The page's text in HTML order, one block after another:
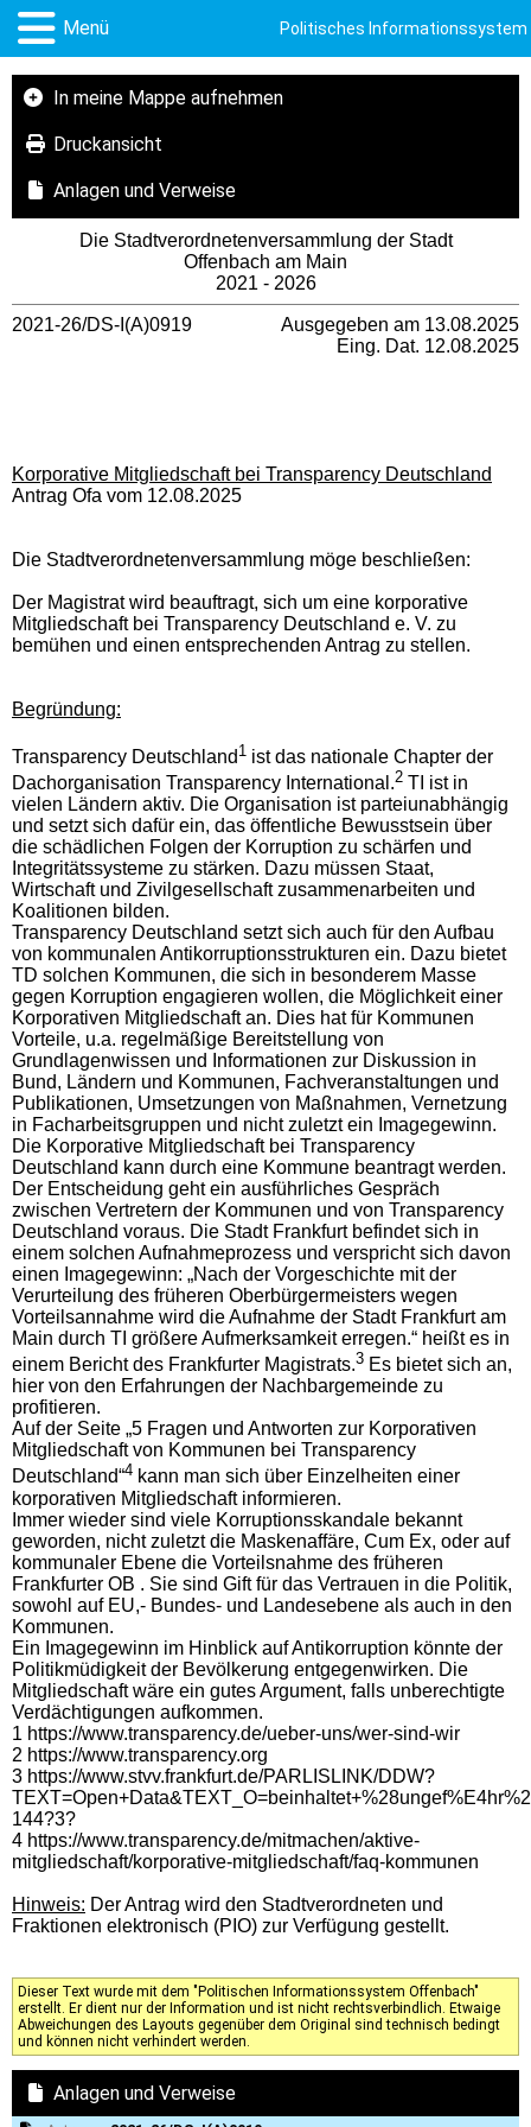
Menü Politisches
In meine Mappe aufnehmen
Druckansicht
Anlagen und Verweise
Die Stadtverordnetenversammlung der Stadt
Offenbach am Main
2021 - 2026
2021-26/DS-I(A)0919
Ausgegeben am 13.08.2025
Eing. Dat. 12.08.2025
Korporative Mitgliedschaft bei Transparency Deutschland
Antrag Ofa vom 12.08.2025
Die Stadtverordnetenversammlung möge beschließen:
Der Magistrat wird beauftragt, sich um eine korporative
Mitgliedschaft bei Transparency Deutschland e. V. zu
bemühen und einen entsprechenden Antrag zu stellen.
Begründung:
Transparency Deutschland 1 ist das nationale Chapter der
Dachorganisation Transparency International.2 TI ist in
vielen Ländern aktiv. Die Organisation ist parteiunabhängig
und setzt sich dafür ein, das öffentliche Bewusstsein über
die schädlichen Folgen der Korruption zu schärfen und
Integritätssysteme zu stärken. Dazu müssen Staat,
Wirtschaft und Zivilgesellschaft zusammenarbeiten und
Koalitionen bilden.
Transparency Deutschland setzt sich auch für den Aufbau
von kommunalen Antikorruptionsstrukturen ein. Dazu bietet
TD solchen Kommunen, die sich in besonderem Masse
gegen Korruption engagieren wollen, die Möglichkeit einer
Korporativen Mitgliedschaft an. Dies hat für Kommunen
Vorteile, u.a. regelmäßige Bereitstellung von
Grundlagenwissen und Informationen zur Diskussion in
Bund, Ländern und Kommunen, Fachveranstaltungen und
Publikationen, Umsetzungen von Maßnahmen, Vernetzung
in Facharbeitsgruppen und nicht zuletzt ein Imagegewinn.
Die Korporative Mitgliedschaft bei Transparency
Deutschland kann durch eine Kommune beantragt werden.
Der Entscheidung geht ein ausführliches Gespräch
zwischen Vertretern der Kommunen und von Transparency
Deutschland voraus. Die Stadt Frankfurt befindet sich in
einem solchen Aufnahmeprozess und verspricht sich davon
einen Imagegewinn: „Nach der Vorgeschichte mit der
Verurteilung des früheren Oberbürgermeisters wegen
Vorteilsannahme wird die Aufnahme der Stadt Frankfurt am
Main durch TI größere Aufmerksamkeit erregen.“ heißt es in
einem Bericht des Frankfurter Magistrats.3 Es bietet sich an,
hier von den Erfahrungen der Nachbargemeinde zu
profitieren.
Auf der Seite „5 Fragen und Antworten zur Korporativen
Mitgliedschaft von Kommunen bei Transparency
Deutschland“4 kann man sich über Einzelheiten einer
korporativen Mitgliedschaft informieren.
Immer wieder sind viele Korruptionsskandale bekannt
geworden, nicht zuletzt die Maskenaffäre, Cum Ex, oder auf
kommunaler Ebene die Vorteilsnahme des früheren
Frankfurter OB . Sie sind Gift für das Vertrauen in die Politik,
sowohl auf EU,- Bundes- und Landesebene als auch in den
Kommunen.
Ein Imagegewinn im Hinblick auf Antikorruption könnte der
Politikmüdigkeit der Bevölkerung entgegenwirken. Die
Mitgliedschaft wäre ein gutes Argument, falls unberechtigte
Verdächtigungen aufkommen.
1 https://www.transparency.de/ueber-uns/wer-sind-wir
2 https://www.transparency.org
3 https://www.stvv.frankfurt.de/PARLISLINK/DDW?
144?3?
4 https://www.transparency.de/mitmachen/aktive-
mitgliedschaft/korporative-mitgliedschaft/faq-kommunen
Hinweis: Der Antrag wird den Stadtverordneten und
Fraktionen elektronisch (PIO) zur Verfügung gestellt.
Dieser Text wurde mit dem "Politischen Informationssystem Offenbach"
erstellt. Er dient nur der Information und ist nicht rechtsverbindlich. Etwaige
Abweichungen des Layouts gegenüber dem Original sind technisch bedingt
und können nicht verhindert werden.
Anlagen und Verweise